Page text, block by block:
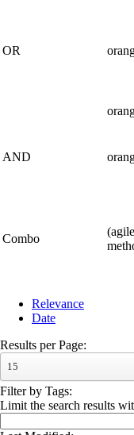
OR
AND
Combo
(agile
Relevance
Date
Results per Page:
15
Filter by Tags:
Limit the search results